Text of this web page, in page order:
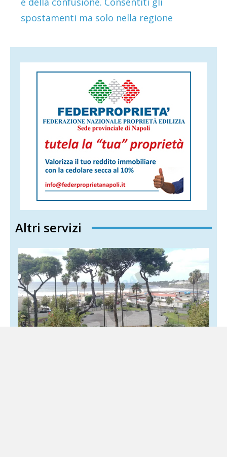
spostamenti ma solo nella regione
Altri servizi